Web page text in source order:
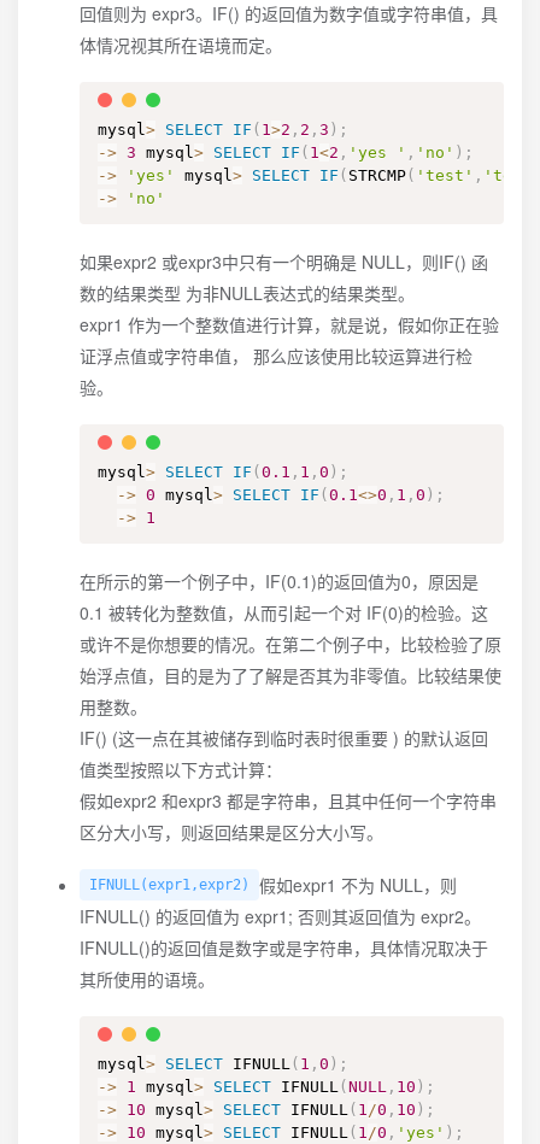
回值则为 expr3。IF() 的返回值为数字值或字符串值，具
体情况视其所在语境而定。
mysql> SELECT IF ( 1>2 , 2 , 3 ) ;
-> 3 mysql> SELECT IF ( 1<2 , 'yes ' , 'no' ) ;
-> 'yes' mysql> SELECT IF ( STRCMP ( 'test' ,
-> 'no'
如果expr2 或expr3中只有一个明确是 NULL，则IF() 函
数的结果类型 为非NULL表达式的结果类型。
expr1 作为一个整数值进行计算，就是说，假如你正在验
证浮点值或字符串值， 那么应该使用比较运算进行检
验。
mysql> SELECT IF ( 0.1 , 1 , 0 ) ;
-> 0 mysql> SELECT IF ( 0.1<>0 , 1 , 0 ) ;
-> 1
在所示的第一个例子中，IF(0.1)的返回值为0，原因是
0.1 被转化为整数值，从而引起一个对 IF(0)的检验。这
或许不是你想要的情况。在第二个例子中，比较检验了原
始浮点值，目的是为了了解是否其为非零值。比较结果使
用整数。
IF() (这一点在其被储存到临时表时很重要 ) 的默认返回
值类型按照以下方式计算：
假如expr2 和expr3 都是字符串，且其中任何一个字符串
区分大小写，则返回结果是区分大小写。
IFNULL(expr1,expr2)
假如expr1 不为 NULL，则
IFNULL() 的返回值为 expr1; 否则其返回值为 expr2。
IFNULL()的返回值是数字或是字符串，具体情况取决于
其所使用的语境。
mysql> SELECT IFNULL( 1 , 0 ) ;
-> 1 mysql> SELECT IFNULL( NULL , 10 ) ;
-> 10 mysql> SELECT IFNULL( 1/0 , 10 ) ;
-> 10 mysql> SELECT IFNULL( 1/0 , 'yes' ) ;